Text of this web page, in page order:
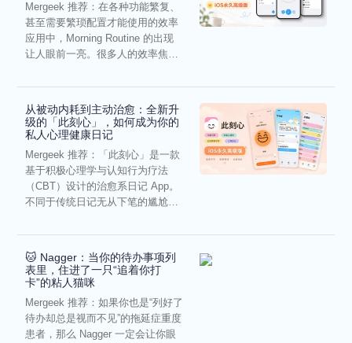
Mergeek 推荐：在各种功能繁复、
甚至需要繁琐配置才能使用的效率
应用中，Morning Routine 的出现
让人眼前一亮。很多人的效率焦
从被动内耗到主动治愈：全新升
级的「此刻心」，如何成为你的
私人心理健康日记
Mergeek 推荐：「此刻心」是一款
基于积极心理学与认知行为疗法
（CBT）设计的治愈系日记 App。
不同于传统日记无从下笔的尴尬，
🐱 Nagger：当你的待办事项列
表里，住进了一只“追着你打
卡”的粘人猫咪
Mergeek 推荐：如果你也是“列好了
待办却总是视而不见”的拖延症重度
患者，那么 Nagger 一定会让你眼